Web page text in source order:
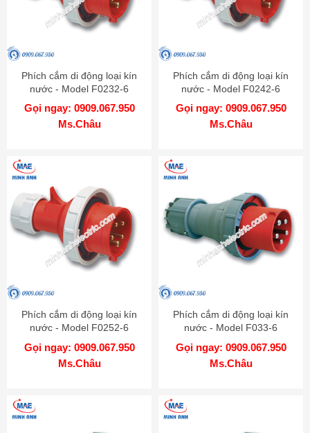
Phích cắm di động loại kín
nước - Model F0232-6
Gọi ngay: 0909.067.950
Ms.Châu
Phích cắm di động loại kín
nước - Model F0242-6
Gọi ngay: 0909.067.950
Ms.Châu
Phích cắm di động loại kín
nước - Model F0252-6
Gọi ngay: 0909.067.950
Ms.Châu
Phích cắm di động loại kín
nước - Model F033-6
Gọi ngay: 0909.067.950
Ms.Châu